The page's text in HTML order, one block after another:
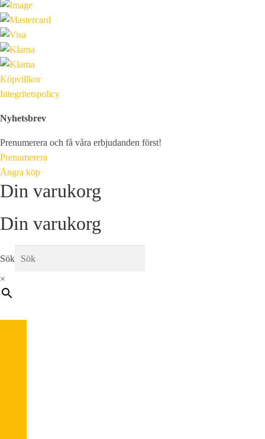
Köpvillkor
Integritetspolicy
Nyhetsbrev
Prenumerera och få våra erbjudanden först!
Prenumerera
Ångra köp
Din varukorg
Din varukorg
Sök
×